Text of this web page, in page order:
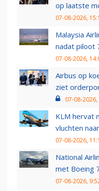
op laatste
07-08-2026,
Malaysia
nadat piloot
07-08-2026,
Airbus op
ziet
07-08-
KLM hervat
vluchten
07-08-2026,
National
met Boeing
07-08-2026,